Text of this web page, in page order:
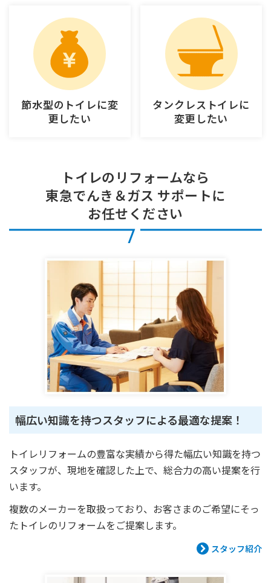
節水型のトイレに変
更したい
タンクレストイレに
変更したい
トイレのリフォームなら
東急でんき＆ガス サポートに
お任せください
幅広い知識を持つスタッフによる最適な提案！
トイレリフォームの豊富な実績から得た幅広い知識を持つ
スタッフが、現地を確認した上で、総合力の高い提案を行
います。
複数のメーカーを取扱っており、お客さまのご希望にそっ
たトイレのリフォームをご提案します。
スタッフ紹介